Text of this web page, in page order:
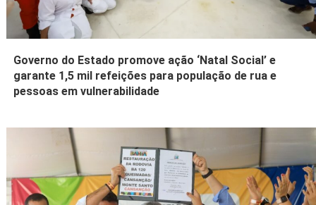
Governo do Estado promove ação ‘Natal Social’ e
garante 1,5 mil refeições para população de rua e
pessoas em vulnerabilidade